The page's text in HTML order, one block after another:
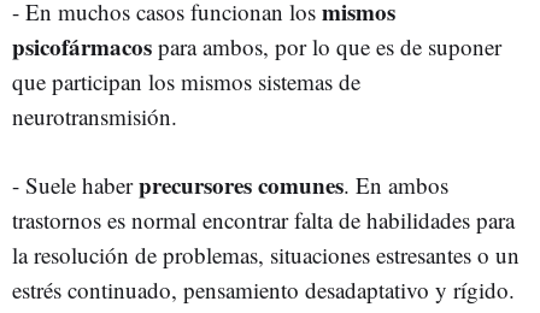
- En muchos casos funcionan los mismos
psicofármacos para ambos, por lo que es de suponer
que participan los mismos sistemas de
neurotransmisión.
- Suele haberprecursores comunes. En ambos
trastornos es normal encontrar falta de habilidades para
la resolución de problemas, situaciones estresantes o un
estrés continuado, pensamiento desadaptativo y rígido.